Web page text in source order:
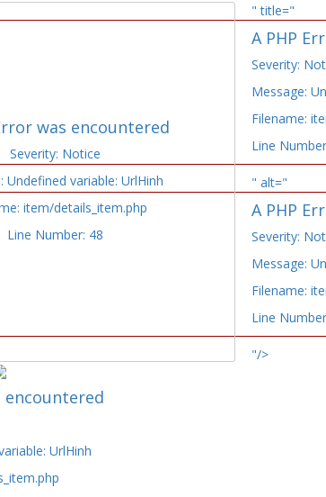
was encountered
Severity: Notice
Undefined variable: UrlHinh
item/details_item.php
Line Number: 48
encountered
UrlHinh
" title="
A PHP
Severity:
Message:
Filename:
Line
" alt="
A PHP
Severity:
Message:
Filename:
Line
"/>